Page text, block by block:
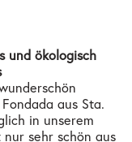
und ökologisch
aus Sta.
in unserem
sehr schön aus